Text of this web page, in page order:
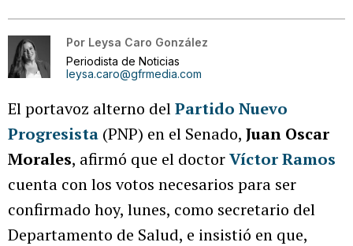
Por Leysa Caro González
Periodista de Noticias
leysa.caro@gfrmedia.com
El portavoz alterno delPartido Nuevo
Progresista (PNP) en el Senado, Juan Oscar
Morales, afirmó que el doctorVíctor Ramos
cuenta con los votos necesarios para ser
confirmado hoy, lunes, como secretario del
Departamento de Salud, e insistió en que,